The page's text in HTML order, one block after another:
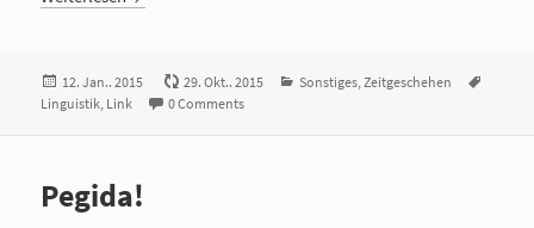
Veröffentlicht
am
12. Jan.. 2015 29. Okt.. 2015 Kategorien
Sonstiges,Zeitgeschehen
Linguistik, Link 0 Comments
Pegida!